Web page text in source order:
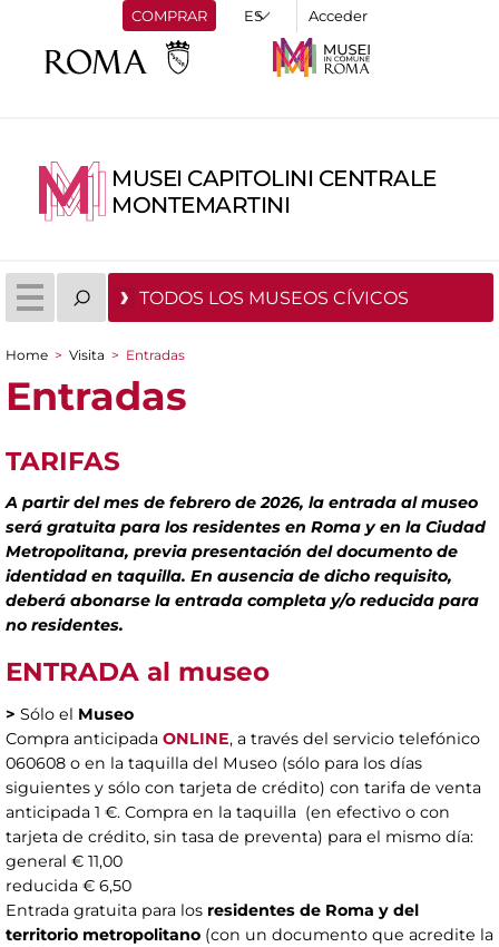
COMPRAR Acceder
MUSEI CAPITOLINI CENTRALE
MONTEMARTINI
TODOS LOS MUSEOS CÍVICOS
You are here
Home > Visita > Entradas
Entradas
TARIFAS
A partir del mes de febrero de 2026, la entrada al museo
será gratuita para los residentes en Roma y en la Ciudad
Metropolitana, previa presentación del documento de
identidad en taquilla. En ausencia de dicho requisito,
deberá abonarse la entrada completa y/o reducida para
no residentes.
ENTRADA al museo
> Sólo el Museo
Compra anticipada ONLINE, a través del servicio telefónico
060608 o en la taquilla del Museo (sólo para los días
siguientes y sólo con tarjeta de crédito) con tarifa de venta
anticipada 1 €. Compra en la taquilla (en efectivo o con
tarjeta de crédito, sin tasa de preventa) para el mismo día:
general € 11,00
reducida € 6,50
Entrada gratuita para los residentes de Roma y del
territorio metropolitano (con un documento que acredite la